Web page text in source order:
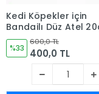
Kedi Köpekler için
Bandajlı Düz Atel
(No:5)
%33
600,0 TL
400,0 TL